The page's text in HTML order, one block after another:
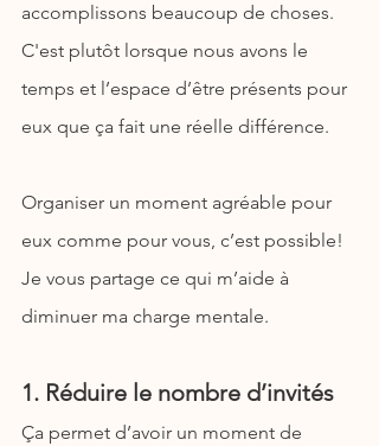
accomplissons beaucoup de choses.
C'est plutôt lorsque nous avons le
temps et l’espace d’être présents pour
eux que ça fait une réelle différence.
Organiser un moment agréable pour
eux comme pour vous, c’est possible!
Je vous partage ce qui m’aide à
diminuer ma charge mentale.
1. Réduire le nombre d’invités
Ça permet d’avoir un moment de